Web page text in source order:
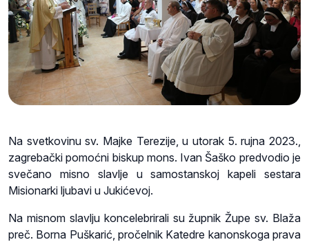
Na svetkovinu sv. Majke Terezije, u utorak 5. rujna 2023.,
zagrebački pomoćni biskup mons. Ivan Šaško predvodio je
svečano misno slavlje u samostanskoj kapeli sestara
Misionarki ljubavi u Jukićevoj.
Na misnom slavlju koncelebrirali su župnik Župe sv. Blaža
preč. Borna Puškarić, pročelnik Katedre kanonskoga prava